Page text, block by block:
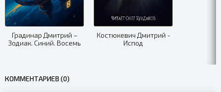
Градинар Дмитрий –
Зодиак. Синий. Восемь
Костюкевич Дмитрий -
Испод
КОММЕНТАРИЕВ (0)